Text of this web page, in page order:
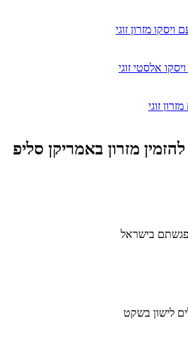
מזרון זוגי
אלסטי זוגי
זוגי
מזרון באמריקן סליפ
בישראל
לישון בשקט